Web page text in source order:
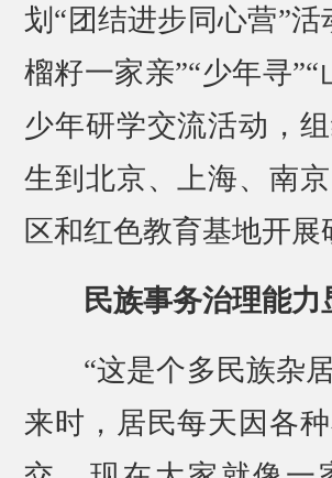
划“团结进步同心营”
榴籽一家亲”“少年寻
少年研学交流活动，
生到北京、上海、南
区和红色教育基地开
民族事务治理能力
“这是个多民族杂
来时，居民每天因各